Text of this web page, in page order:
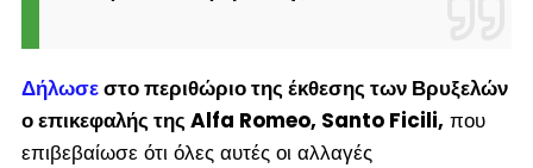
Δήλωσεστο περιθώριο της έκθεσης των Βρυξελών
ο επικεφαλής της Alfa Romeo, Santo Ficili, που
επιβεβαίωσε ότι όλες αυτές οι αλλαγές